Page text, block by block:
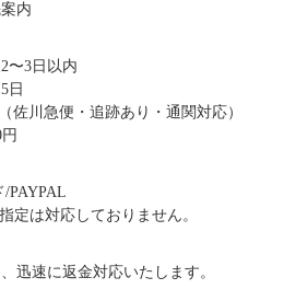
内
〜3日以内
日
佐川急便・追跡あり・通関対応）
PAYPAL
定は対応しておりません。
迅速に返金対応いたします。